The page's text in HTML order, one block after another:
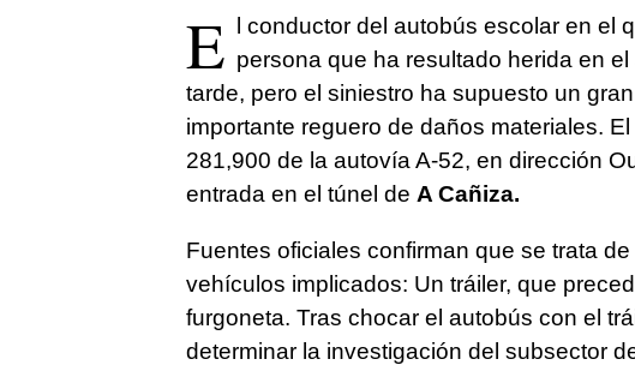
E l conductor del autobús escolar en el
persona que ha resultado herida en
tarde, pero el siniestro ha supuesto un
importante reguero de daños materiales.
281,900 de la autovía A-52, en dirección
entrada en el túnel de A Cañiza.
Fuentes oficiales confirman que se trata
vehículos implicados: Un tráiler, que
furgoneta. Tras chocar el autobús con el
determinar la investigación del subsector